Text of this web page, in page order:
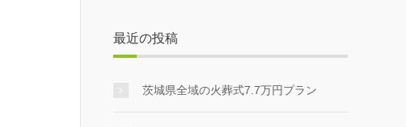
最近の投稿
茨城県全域の火葬式7.7万円プラン